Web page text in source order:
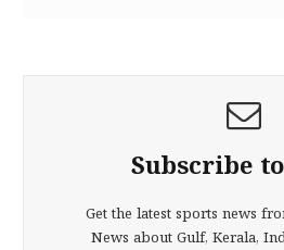
Subscribe
Get the latest sports news
News about Gulf, Kerala,